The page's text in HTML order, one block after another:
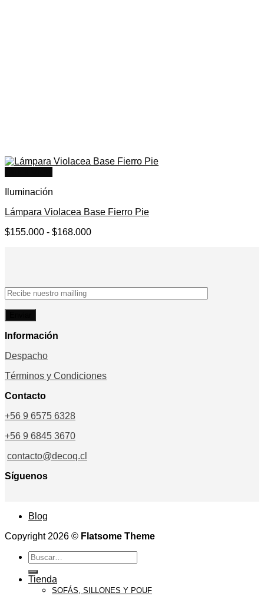
Iluminación
Lámpara Violacea Base Fierro Pie
$155.000 - $168.000Rango
Información
Despacho
Términos y Condiciones
Contacto
+56 9 6575 6328
+56 9 6845 3670
contacto@decoq.cl
Síguenos
Blog
Copyright 2026 © Flatsome Theme
Buscar
por:
Tienda
SOFÁS, SILLONES Y POUF